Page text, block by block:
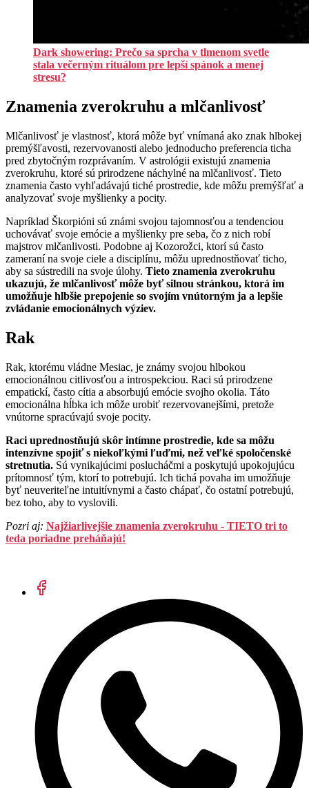
Dark showering: Prečo sa sprcha v tlmenom svetle
stala večerným rituálom pre lepší spánok a menej
stresu?
Znamenia zverokruhu a mlčanlivosť
Mlčanlivosť je vlastnosť, ktorá môže byť vnímaná ako znak hlbokej
premýšľavosti, rezervovanosti alebo jednoducho preferencia ticha
pred zbytočným rozprávaním. V astrológii existujú znamenia
zverokruhu, ktoré sú prirodzene náchylné na mlčanlivosť. Tieto
znamenia často vyhľadávajú tiché prostredie, kde môžu premýšľať a
analyzovať svoje myšlienky a pocity.
Napríklad Škorpióni sú známi svojou tajomnosťou a tendenciou
uchovávať svoje emócie a myšlienky pre seba, čo z nich robí
majstrov mlčanlivosti. Podobne aj Kozorožci, ktorí sú často
zameraní na svoje ciele a disciplínu, môžu uprednostňovať ticho,
aby sa sústredili na svoje úlohy. Tieto znamenia zverokruhu
ukazujú, že mlčanlivosť môže byť silnou stránkou, ktorá im
umožňuje hlbšie prepojenie so svojím vnútorným ja a lepšie
zvládanie emocionálnych výziev.
Rak
Rak, ktorému vládne Mesiac, je známy svojou hlbokou
emocionálnou citlivosťou a introspekciou. Raci sú prirodzene
empatickí, často cítia a absorbujú emócie svojho okolia. Táto
emocionálna hĺbka ich môže urobiť rezervovanejšími, pretože
vnútorne spracúvajú svoje pocity.
Raci uprednostňujú skôr intímne prostredie, kde sa môžu
intenzívne spojiť s niekoľkými ľuďmi, než veľké spoločenské
stretnutia. Sú vynikajúcimi poslucháčmi a poskytujú upokojujúcu
prítomnosť tým, ktorí to potrebujú. Ich tichá povaha im umožňuje
byť neuveriteľne intuitívnymi a často chápať, čo ostatní potrebujú,
bez toho, aby to vyslovili.
Pozri aj: Najžiarlivejšie znamenia zverokruhu - TIETO tri to
teda poriadne preháňajú!